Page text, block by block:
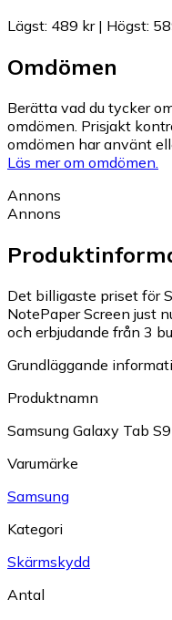
Lägst: 489 kr| Högst:
Omdömen
Berätta vad du tycker
omdömen. Prisjakt
omdömen har använt
Läs mer om omdömen.
Annons
Annons
Det billigaste priset för
NotePaper Screen just
och erbjudande från 3
Grundläggande
Produktnamn
Samsung Galaxy Tab
Varumärke
Samsung
Kategori
Skärmskydd
Antal